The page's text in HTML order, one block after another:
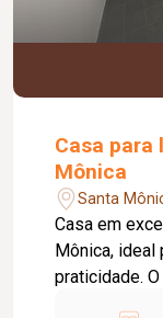
Casa para
Mônica
Santa
Casa em
Mônica, ideal
praticidade.